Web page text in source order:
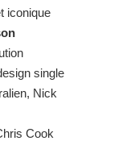
iconique
single
Nick
Cook